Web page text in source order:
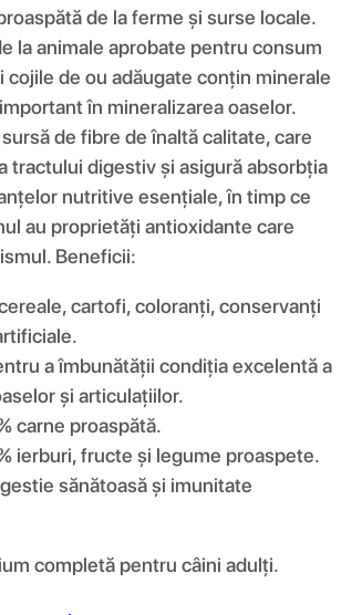
de la ferme și surse locale.
la animale aprobate pentru consum
cojile de ou adăugate conțin minerale
în mineralizarea oaselor.
de fibre de înaltă calitate, care
tractului digestiv și asigură absorbția
nutritive esențiale, în timp ce
au proprietăți antioxidante care
Beneficii:
cartofi, coloranți, conservanți
a îmbunătății condiția excelentă a
și articulațiilor.
carne proaspătă.
ierburi, fructe și legume proaspete.
sănătoasă și imunitate
completă pentru câini adulți.